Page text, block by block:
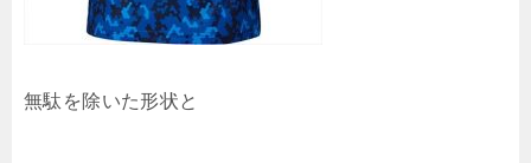
無駄を除いた形状と